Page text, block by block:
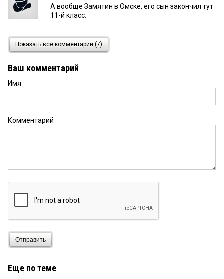
А вообще Замятин в Омске, его сын закончил тут
11-й класс.
27 мая 2025 в 08:31:
корпус, да, достроил, только он не нужен никому
DM 27 мая 2025 в 06:46:
уже можно уважать.Сейчас слышу радостные
вопли бывших обитателей этого болота, которые
покажутся.
альма-матер до такого состояния, что
праздник, как полагается с песнями и танцами,
Показать все комментарии (7)
Ваш комментарий
Имя
Комментарий
Отправить
Еще по теме